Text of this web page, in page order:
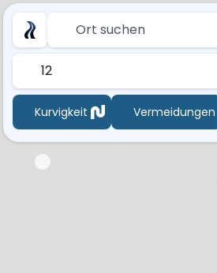
Ort suchen
12
Kurvigkeit Vermeidungen